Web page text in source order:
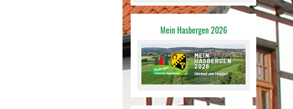
Mein Hasbergen 2026